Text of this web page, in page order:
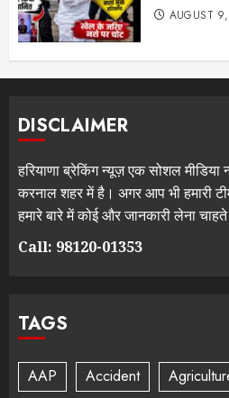
AUGUST
DISCLAIMER
हरियाणा ब्रेकिंग न्यूज़ एक सोशल
करनाल शहर में है। अगर आप भी हमारी
हमारे बारे में कोई और जानकारी लेना
Call: 98120-01353
TAGS
AAP Accident